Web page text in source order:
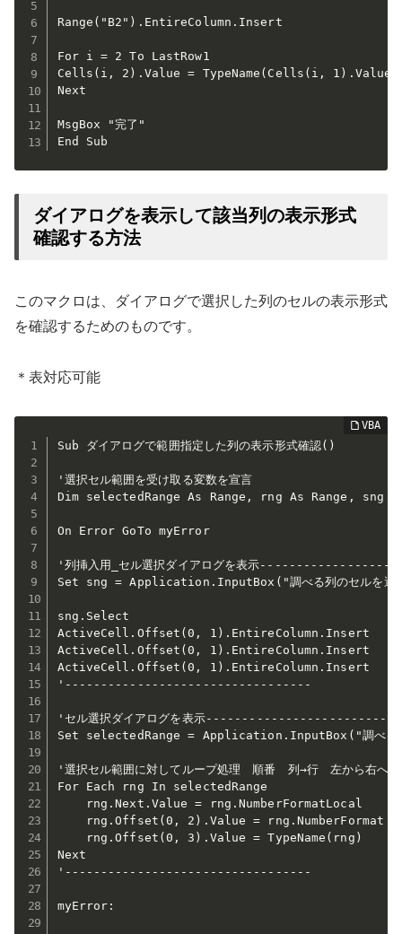
Range("B2").EntireColumn.Insert
For i = 2 To LastRow1
Cells(i, 2).Value = TypeName(Cells(i, 1).Value)
Next
MsgBox "完了"
End Sub
ダイアログを表示して該当列の表示形式
確認する方法
このマクロは、ダイアログで選択した列のセルの表示形式
を確認するためのものです。
＊表対応可能
Sub ダイアログで範囲指定した列の表示形式確認()
'選択セル範囲を受け取る変数を宣言
Dim selectedRange As Range, rng As Range, sng
On Error GoTo myError
'列挿入用_セル選択ダイアログを表示
Set sng = Application.InputBox("調べる列のセルを
sng.Select
ActiveCell.Offset(0, 1).EntireColumn.Insert
ActiveCell.Offset(0, 1).EntireColumn.Insert
ActiveCell.Offset(0, 1).EntireColumn.Insert
'----------------------------------
'セル選択ダイアログを表示--------------------------
Set selectedRange = Application.InputBox("調べる列
'選択セル範囲に対してループ処理　順番　列→行　左から右へ
For Each rng In selectedRange
    rng.Next.Value = rng.NumberFormatLocal
    rng.Offset(0, 2).Value = rng.NumberFormat
    rng.Offset(0, 3).Value = TypeName(rng)
Next
'----------------------------------
myError: